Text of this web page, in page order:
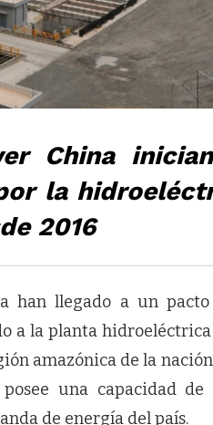
China
la
2016
han llegado a un
a la planta hidroeléctrica
amazónica de la
una capacidad de
de energía del país.